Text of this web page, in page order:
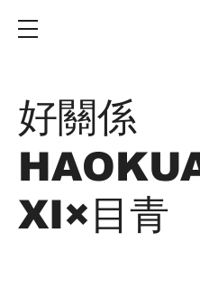
好關係
XI×目青